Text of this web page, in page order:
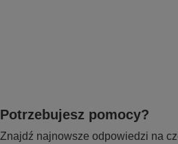
Potrzebujesz pomocy?
Znajdź najnowsze odpowiedzi na